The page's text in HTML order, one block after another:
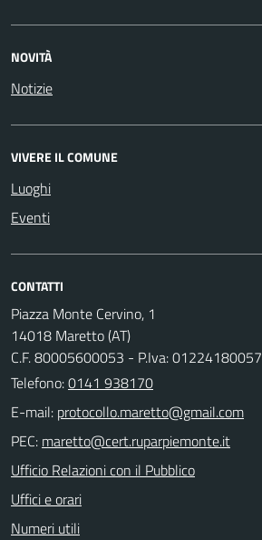
NOVITÀ
Notizie
VIVERE IL COMUNE
Luoghi
Eventi
CONTATTI
Piazza Monte Cervino, 1
14018 Maretto (AT)
C.F. 80005600053 - P.Iva: 01224180057
Telefono:0141 938170
E-mail:
PEC:
Ufficio Relazioni con il Pubblico
Uffici e orari
Numeri utili